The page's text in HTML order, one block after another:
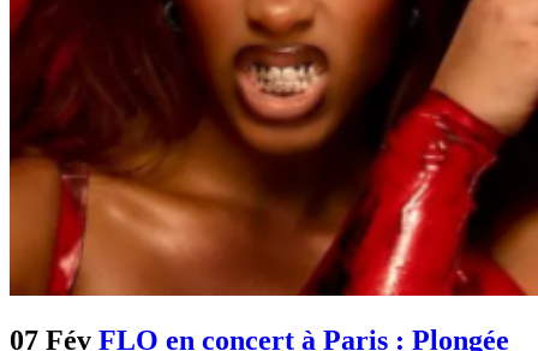
07 Fév FLO en concert à Paris : Plongée